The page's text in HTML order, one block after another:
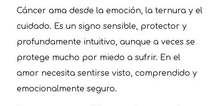
Cáncer ama desde la emoción, la ternura y el
cuidado. Es un signo sensible, protector y
profundamente intuitivo, aunque a veces se
protege mucho por miedo a sufrir. En el
amor necesita sentirse visto, comprendido y
emocionalmente seguro.